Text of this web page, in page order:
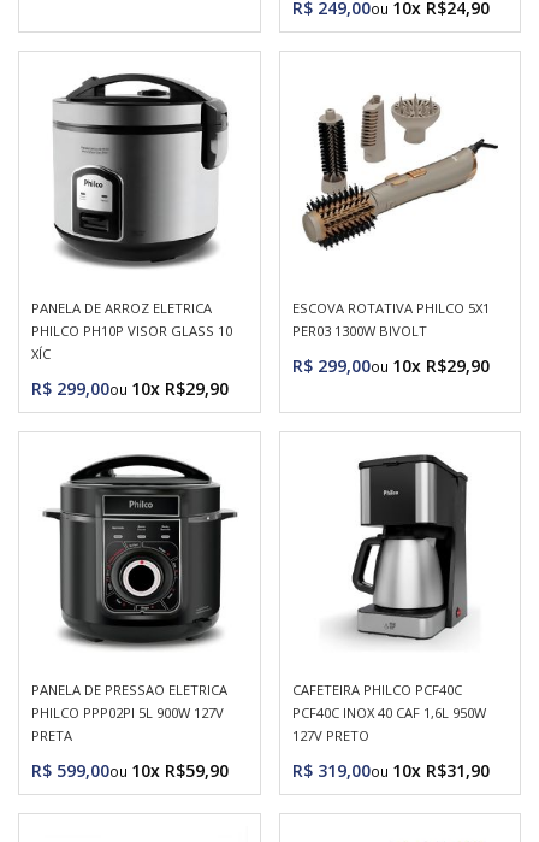
R$ 249,00 10x R$24,90
PANELA DE ARROZ ELETRICA
PHILCO PH10P VISOR GLASS 10
XÍC
R$ 299,00 10x R$29,90
ESCOVA ROTATIVA PHILCO 5X1
PER03 1300W BIVOLT
R$ 299,00 10x R$29,90
PANELA DE PRESSAO ELETRICA
PHILCO PPP02PI 5L 900W 127V
PRETA
R$ 599,00 10x R$59,90
CAFETEIRA PHILCO PCF40C
PCF40C INOX 40 CAF 1,6L 950W
127V PRETO
R$ 319,00 10x R$31,90